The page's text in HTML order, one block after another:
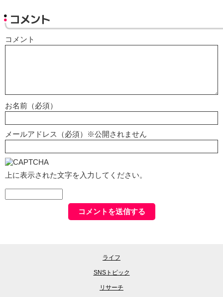
コメント
コメント
お名前（必須）
メールアドレス（必須）※公開されません
上に表示された文字を入力してください。
ライフ
SNSトピック
リサーチ